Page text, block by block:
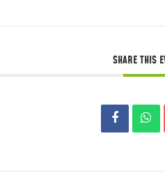
SHARE THIS